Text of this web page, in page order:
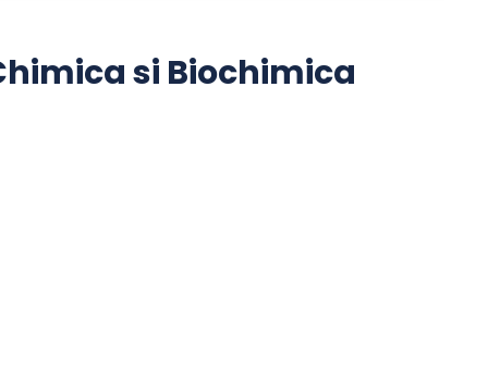
si Biochimica